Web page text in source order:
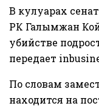
В кулуарах
РК Галымжан
убийстве
передает
По словам
находится на